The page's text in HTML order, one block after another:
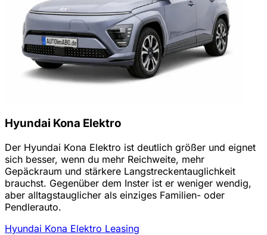
Hyundai Kona Elektro
Der Hyundai Kona Elektro ist deutlich größer und eignet
sich besser, wenn du mehr Reichweite, mehr
Gepäckraum und stärkere Langstreckentauglichkeit
brauchst. Gegenüber dem Inster ist er weniger wendig,
aber alltagstauglicher als einziges Familien- oder
Pendlerauto.
Hyundai Kona Elektro Leasing